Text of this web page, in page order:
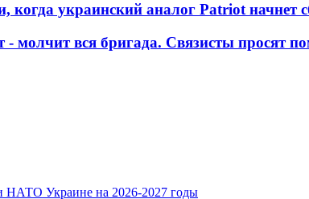
когда украинский аналог Patriot начнет
- молчит вся бригада. Связисты просят